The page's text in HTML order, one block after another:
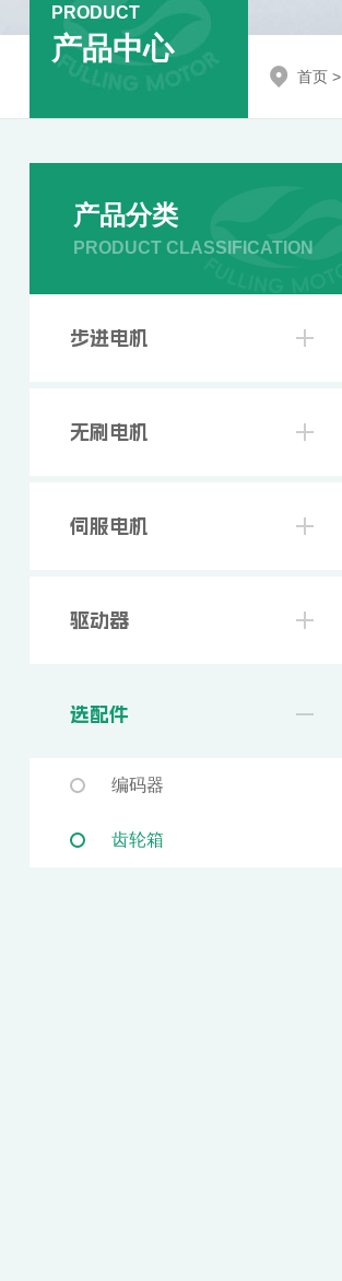
PRODUCT
产品中心
首页>
产品分类
PRODUCT CLASSIFICATION
步进电机
无刷电机
伺服电机
驱动器
选配件
编码器
齿轮箱